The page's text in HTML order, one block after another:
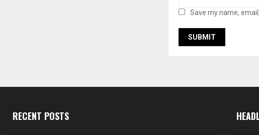
Save my name,
RECENT POSTS